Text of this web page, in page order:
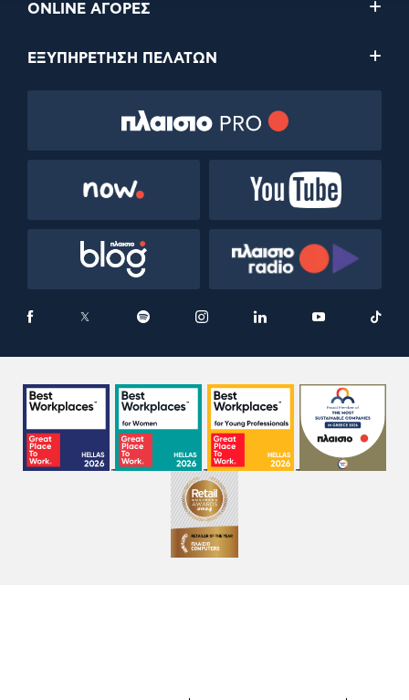
ONLINE ΑΓΟΡΕΣ
ΕΞΥΠΗΡΕΤΗΣΗ ΠΕΛΑΤΩΝ